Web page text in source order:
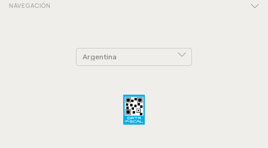
NAVEGACIÓN